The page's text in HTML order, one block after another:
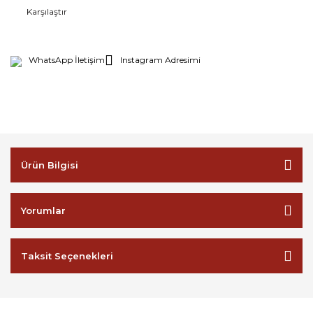
Karşılaştır
WhatsApp İletişim Instagram Adresimi
Ürün Bilgisi
Yorumlar
Taksit Seçenekleri